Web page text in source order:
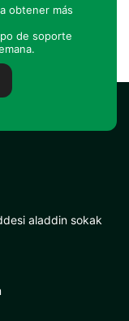
obtener más
de soporte
aladdin sokak